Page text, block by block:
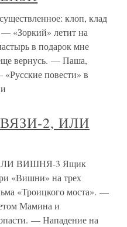
клоп, клад
«Зоркий» летит на
в подарок мне
вернусь. — Паша,
повести» в
2, ИЛИ
ВИШНЯ-3 Ящик
«Вишни» на трех
«Троицкого моста». —
Мамина и
— Нападение на